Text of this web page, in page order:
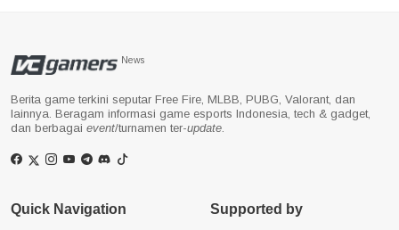
News
Berita game terkini seputar Free Fire, MLBB, PUBG, Valorant, dan
lainnya. Beragam informasi game esports Indonesia, tech & gadget,
dan berbagai event/turnamen ter-update
Quick Navigation Supported by